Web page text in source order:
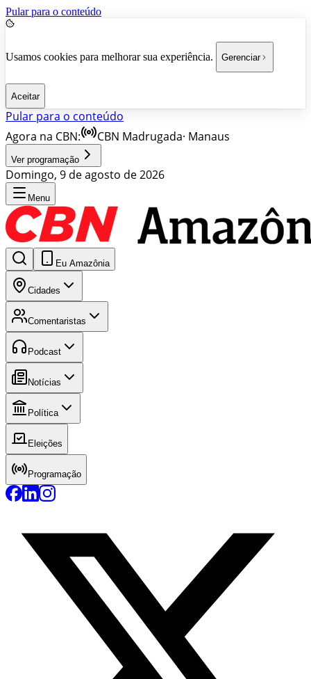
Pular para o conteúdo
Usamos cookies para melhorar sua experiência. Gerenciar
Aceitar
Pular para o conteúdo
Agora na CBN:
CBN Madrugada· Manaus
Ver programação
Domingo, 9 de agosto de 2026
Menu
Eu Amazônia
Cidades
Comentaristas
Podcast
Notícias
Política
Eleições
Programação